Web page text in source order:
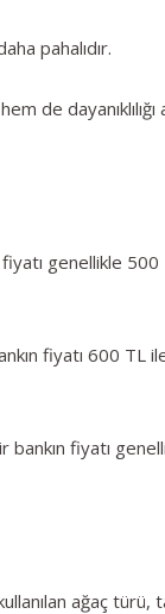
pahalıdır.
de dayanıklılığı
fiyatı genellikle
fiyatı 600 TL
bankın fiyatı
ağaç türü,